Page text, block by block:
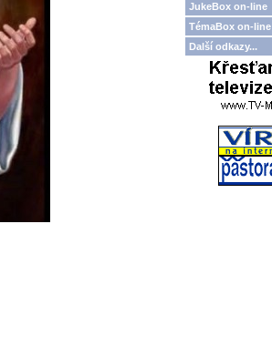
JukeBox on-line
TémaBox on-line
Další odkazy...